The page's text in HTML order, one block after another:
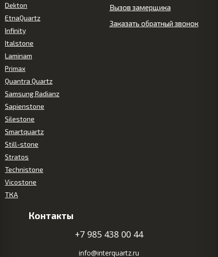
Dekton
EtnaQuartz
Infinity
Italstone
Laminam
Primax
Quantra Quartz
Samsung Radianz
Sapienstone
Silestone
Smartquartz
Still-stone
Stratos
Technistone
Vicostone
ТКА
Вызов замерщика
Заказать обратный звонок
Контакты
+7 985 438 00 44
info@interquartz.ru